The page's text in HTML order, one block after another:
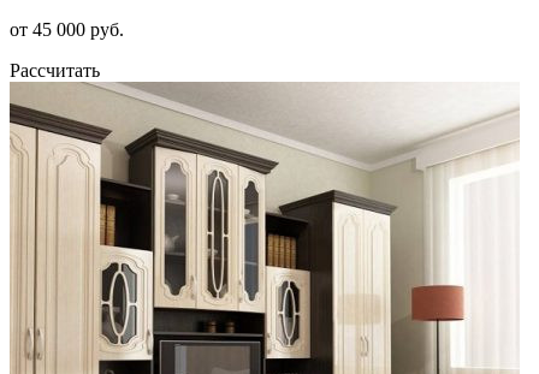
от 45 000 руб.
Рассчитать